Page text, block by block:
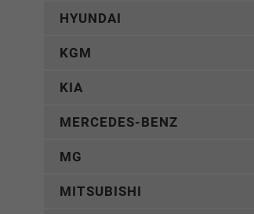
HYUNDAI
KGM
KIA
MERCEDES-BENZ
MG
MITSUBISHI